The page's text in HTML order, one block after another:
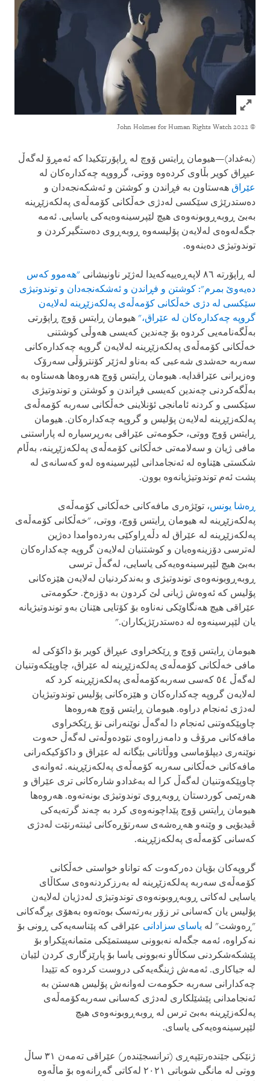
Click to expand Image
© 2022 John Holmes for Human Rights Watch
(بەغداد)—هیومان ڕایتس ۆوچ لە ڕاپۆرتێکیدا کە ئەمڕۆ لەگەڵ
عیڕاق کویر بڵاوی کردەوە ووتی، گرووپە چەکدارەکان لە
عێراق هەستاون بە فڕاندن و کوشتن و ئەشکەنجەدان و
دەستدرێژی سێکسی لەدژی خەڵکانی کۆمەڵەی پەلکەزێڕینە
بەبێ ڕوبەڕوبونەوەی هیچ لێپرسینەوەیەکی یاسایی. ئەمە
جگەلەوەی لەلایەن پۆلیسەوە ڕوبەڕوی دەستگیرکردن و
توندوتیژی دەبنەوە.
لە ڕاپۆرتە ٨٦ لاپەڕەییەکەیدا لەژێر ناونیشانی
"هەموو کەس
دەیەوێ بمرم": کوشتن و فڕاندن و ئەشکەنجەدان و توندوتیژی
سێکسی لە دژی خەڵکانی کۆمەڵەی پەلکەزێڕینە لەلایەن
گروپە چەکدارەکان لە عێراق،" هیومان ڕایتس ۆوچ ڕاپۆرتی
بەڵگەنامەیی کردوە بۆ چەندین کەیسی هەوڵی کوشتنی
خەڵکانی کۆمەڵەی پەلکەزێڕینە لەلایەن گروپە چەکدارەکانی
سەربە حەشدی شەعبی کە بەناو لەژێر کۆنترۆڵی سەرۆک
وەزیرانی عێراقدایە. هیومان ڕایتس ۆوچ هەروەها هەستاوە بە
بەڵگەکردنی چەندین کەیسی فڕاندن و کوشتن و توندوتیژی
سێکسی و کردنە ئامانجی ئۆنلاینی خەڵکانی سەربە کۆمەڵەی
پەلکەزێڕینە لەلایەن پۆلیس و گروپە چەکدارەکان. هیومان
ڕایتس ۆوچ ووتی، حکومەتی عێراقی بەرپرسیارە لە پاراستنی
مافی ژیان و سەلامەتی خەڵکانی کۆمەڵەی پەلکەزێڕینە، بەڵام
شکستی هێناوە لە ئەنجامدانی لێپرسینەوە لەو کەسانەی لە
پشت ئەم توندوتیژیانەوە بوون.
ڕەشا یونس، توێژەری مافەکانی خەڵکانی کۆمەڵەی
پەلکەزێڕینە لە هیومان ڕایتس ۆوچ، ووتی، "خەڵکانی کۆمەڵەی
پەلکەزێڕینە لە عێراق لە دڵەڕاوکێی بەردەوامدا دەژین
لەترسی دۆزینەوەیان و کوشتنیان لەلایەن گروپە چەکدارەکان
بەبێ هیچ لێپرسینەوەیەکی یاسایی، لەگەڵ ترسی
ڕوبەڕوبونەوەی توندوتیژی و بەندکردنیان لەلایەن هێزەکانی
پۆلیس کە ئەوەش ژیانی لێ کردون بە دۆزەخ. حکومەتی
عێراقی هیچ هەنگاوێکی نەناوە بۆ کۆتایی هێنان بەو توندوتیژیانە
یان لێپرسینەوە لە دەستدرێژیکاران."
هیومان ڕایتس ۆوچ و ڕێکخراوی عیڕاق کویر بۆ داکۆکی لە
مافی خەڵکانی کۆمەڵەی پەلکەزێڕینە لە عێراق، چاوپێکەوتنیان
لەگەڵ ٥٤ کەسی سەربەکۆمەڵەی پەلکەزێڕینە کرد کە
لەلایەن گروپە چەکدارەکان و هێزەکانی پۆلیس توندوتیژیان
لەدژی ئەنجام دراوە. هیومان ڕایتس ۆوچ هەروەها
چاوپێکەوتنی ئەنجام دا لەگەڵ نوێنەرانی نۆ ڕێکخراوی
مافەکانی مرۆڤ و دامەزراوەی نێودەوڵەتی لەگەڵ حەوت
نوێنەری دیپلۆماسی ووڵاتانی بێگانە لە عێراق و داکۆکیکەرانی
مافەکانی خەڵکانی سەربە کۆمەڵەی پەلکەزێڕینە. ئەوانەی
چاوپێکەوتنیان لەگەڵ کرا لە بەغدادو شارەکانی تری عێراق و
هەرێمی کوردستان ڕوبەڕوی توندوتیژی بونەتەوە. هەروەها
هیومان ڕایتس ۆوچ پێداچونەوەی کرد بە چەند گرتەیەکی
ڤیدیۆیی و وێنەو هەڕەشەی سەرتۆڕەکانی ئینتەرنێت لەدژی
کەسانی کۆمەڵەی پەلکەزێڕینە.
گروپەکان بۆیان دەرکەوت کە تواناو خواستی خەڵکانی
کۆمەڵەی سەربە پەلکەزێڕینە لە بەرزکردنەوەی سکاڵای
یاسایی لەکاتی ڕوبەڕوبونەوەی توندوتیژی لەدژیان لەلایەن
پۆلیس یان کەسانی تر زۆر بەرتەسک بوەتەوە بەهۆی بڕگەکانی
"ڕەوشت" لە یاسای سزادانی عێراقی کە پێناسەیەکی ڕونی بۆ
نەکراوە، ئەمە جگەلە نەبوونی سیستمێکی متمانەپێکراو بۆ
پێشکەشکردنی سکاڵاو نەبوونی یاسا بۆ پارێزگاری کردن لێیان
لە جیاکاری. ئەمەش ژینگەیەکی دروست کردوە کە تێیدا
چەکدارانی سەربە حکومەت لەوانەش پۆلیس هەستن بە
ئەنجامدانی پێشێلکاری لەدژی کەسانی سەربەکۆمەڵەی
پەلکەزێڕینە بەبێ ترس لە ڕوبەڕوبونەوەی هیچ
لێپرسینەوەیەکی یاسای.
ژنێکی جێندەرتێپەڕی (ترانسجێندەر) عێراقی تەمەن ٣١ ساڵ
ووتی لە مانگی شوباتی ٢٠٢١ لەکاتی گەڕانەوە بۆ ماڵەوە